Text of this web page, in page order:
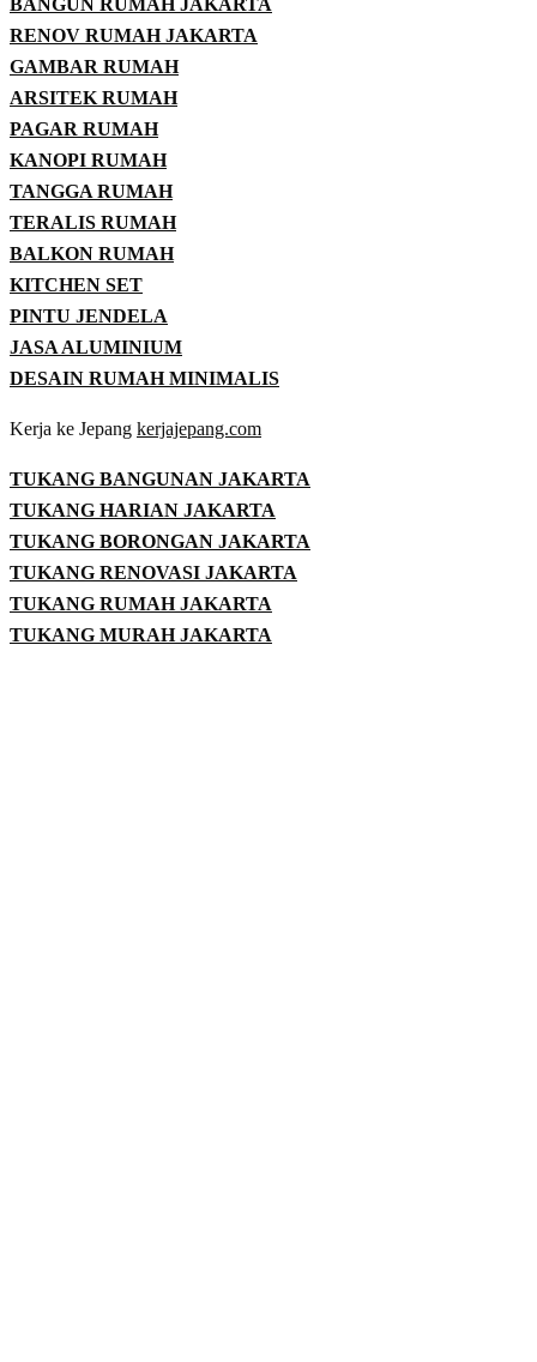
BANGUN RUMAH JAKARTA
RENOV RUMAH JAKARTA
GAMBAR RUMAH
ARSITEK RUMAH
PAGAR RUMAH
KANOPI RUMAH
TANGGA RUMAH
TERALIS RUMAH
BALKON RUMAH
KITCHEN SET
PINTU JENDELA
JASA ALUMINIUM
DESAIN RUMAH MINIMALIS
Kerja ke Jepang kerjajepang.com
TUKANG BANGUNAN JAKARTA
TUKANG HARIAN JAKARTA
TUKANG BORONGAN JAKARTA
TUKANG RENOVASI JAKARTA
TUKANG RUMAH JAKARTA
TUKANG MURAH JAKARTA